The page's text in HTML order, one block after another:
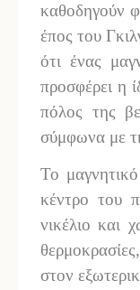
καθοδηγούν
έπος του
ότι ένας
προσφέρει η
πόλος της
σύμφωνα με
Το
κέντρο του
νικέλιο και
στον